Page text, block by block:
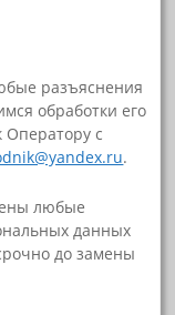
разъяснения
обработки его
с
.
любые
данных
до замены